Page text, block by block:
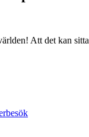
Att det kan